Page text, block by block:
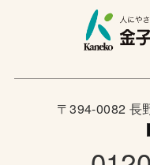
〒394-0082 長